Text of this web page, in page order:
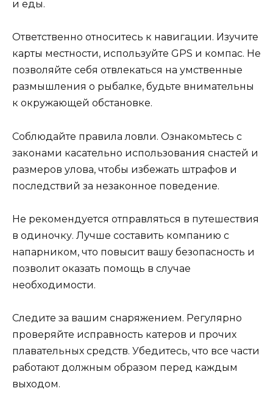
и еды.
Ответственно относитесь к навигации. Изучите
карты местности, используйте GPS и компас. Не
позволяйте себя отвлекаться на умственные
размышления о рыбалке, будьте внимательны
к окружающей обстановке.
Соблюдайте правила ловли. Ознакомьтесь с
законами касательно использования снастей и
размеров улова, чтобы избежать штрафов и
последствий за незаконное поведение.
Не рекомендуется отправляться в путешествия
в одиночку. Лучше составить компанию с
напарником, что повысит вашу безопасность и
позволит оказать помощь в случае
необходимости.
Следите за вашим снаряжением. Регулярно
проверяйте исправность катеров и прочих
плавательных средств. Убедитесь, что все части
работают должным образом перед каждым
выходом.